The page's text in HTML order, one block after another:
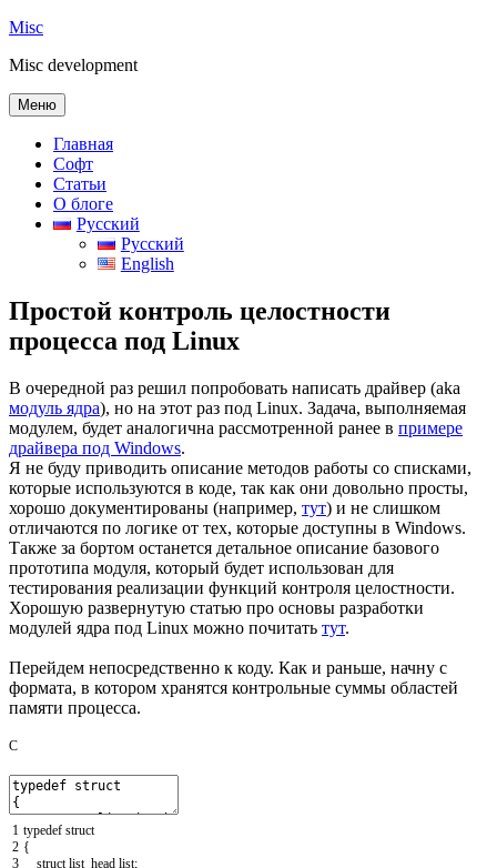
Перейти
содержимому
Misc
Misc development
Меню
Главная
Софт
Статьи
О блоге
Русский
Русский
English
Простой контроль целостности
процесса под Linux
В очередной раз решил попробовать написать драйвер (aka
модуль ядра), но на этот раз под Linux. Задача, выполняемая
модулем, будет аналогична рассмотренной ранее в примере
драйвера под Windows.
Я не буду приводить описание методов работы со списками,
которые используются в коде, так как они довольно просты,
хорошо документированы (например, тут) и не слишком
отличаются по логике от тех, которые доступны в Windows.
Также за бортом останется детальное описание базового
прототипа модуля, который будет использован для
тестирования реализации функций контроля целостности.
Хорошую развернутую статью про основы разработки
модулей ядра под Linux можно почитать тут.
Перейдем непосредственно к коду. Как и раньше, начну с
формата, в котором хранятся контрольные суммы областей
памяти процесса.
C
1
2
3
typedef struct
{
struct list_head list;